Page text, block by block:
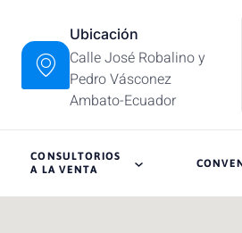
Ubicación
Calle José Robalino y
Pedro Vásconez
Ambato-Ecuador
CONSULTORIOS
A LA VENTA